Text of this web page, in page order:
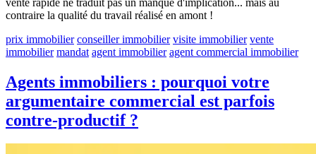
contraire la qualité du travail réalisé en amont !
prix immobilier conseiller immobilier visite immobilier vente
immobilier mandat agent immobilier agent commercial immobilier
Agents immobiliers : pourquoi votre
argumentaire commercial est parfois
contre-productif ?